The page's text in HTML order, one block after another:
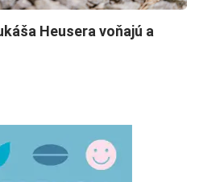
Heusera voňajú a